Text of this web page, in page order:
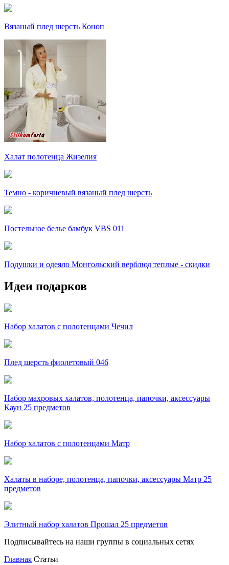
Вязаный плед шерсть Коноп
Халат полотенца Жизелия
Темно - коричневый вязаный плед шерсть
Постельное белье бамбук VBS 011
Подушки и одеяло Монгольский верблюд теплые - скидки
Идеи подарков
Набор халатов с полотенцами Чечил
Плед шерсть фиолетовый 046
Набор махровых халатов, полотенца, папочки, аксессуары
Каун 25 предметов
Набор халатов с полотенцами Матр
Халаты в наборе, полотенца, папочки, аксессуары Матр 25
предметов
Элитный набор халатов Прошал 25 предметов
Подписывайтесь на наши группы в социальных сетях
Главная Статьи